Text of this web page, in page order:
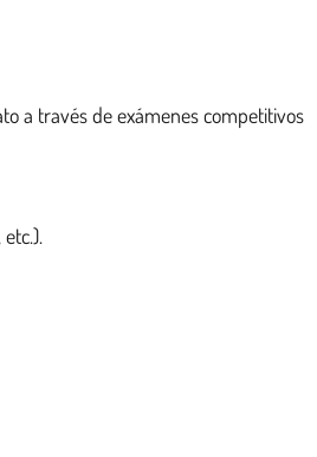
a través de exámenes competitivos